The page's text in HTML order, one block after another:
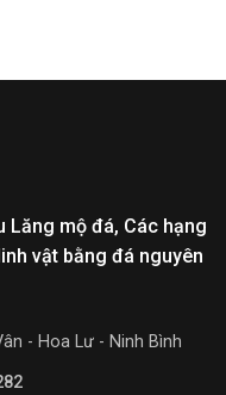
Lăng mộ đá, Các hạng
vật bằng đá nguyên
- Hoa Lư - Ninh Bình